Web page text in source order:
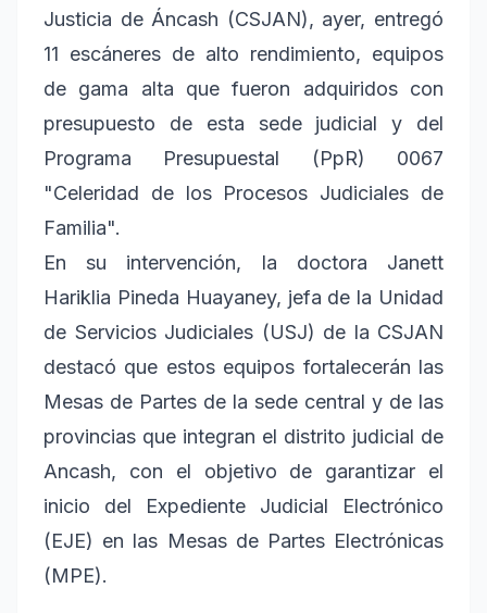
Justicia de Áncash (CSJAN), ayer, entregó
11 escáneres de alto rendimiento, equipos
de gama alta que fueron adquiridos con
presupuesto de esta sede judicial y del
Programa Presupuestal (PpR) 0067
"Celeridad de los Procesos Judiciales de
Familia".
En su intervención, la doctora Janett
Hariklia Pineda Huayaney, jefa de la Unidad
de Servicios Judiciales (USJ) de la CSJAN
destacó que estos equipos fortalecerán las
Mesas de Partes de la sede central y de las
provincias que integran el distrito judicial de
Ancash, con el objetivo de garantizar el
inicio del Expediente Judicial Electrónico
(EJE) en las Mesas de Partes Electrónicas
(MPE).